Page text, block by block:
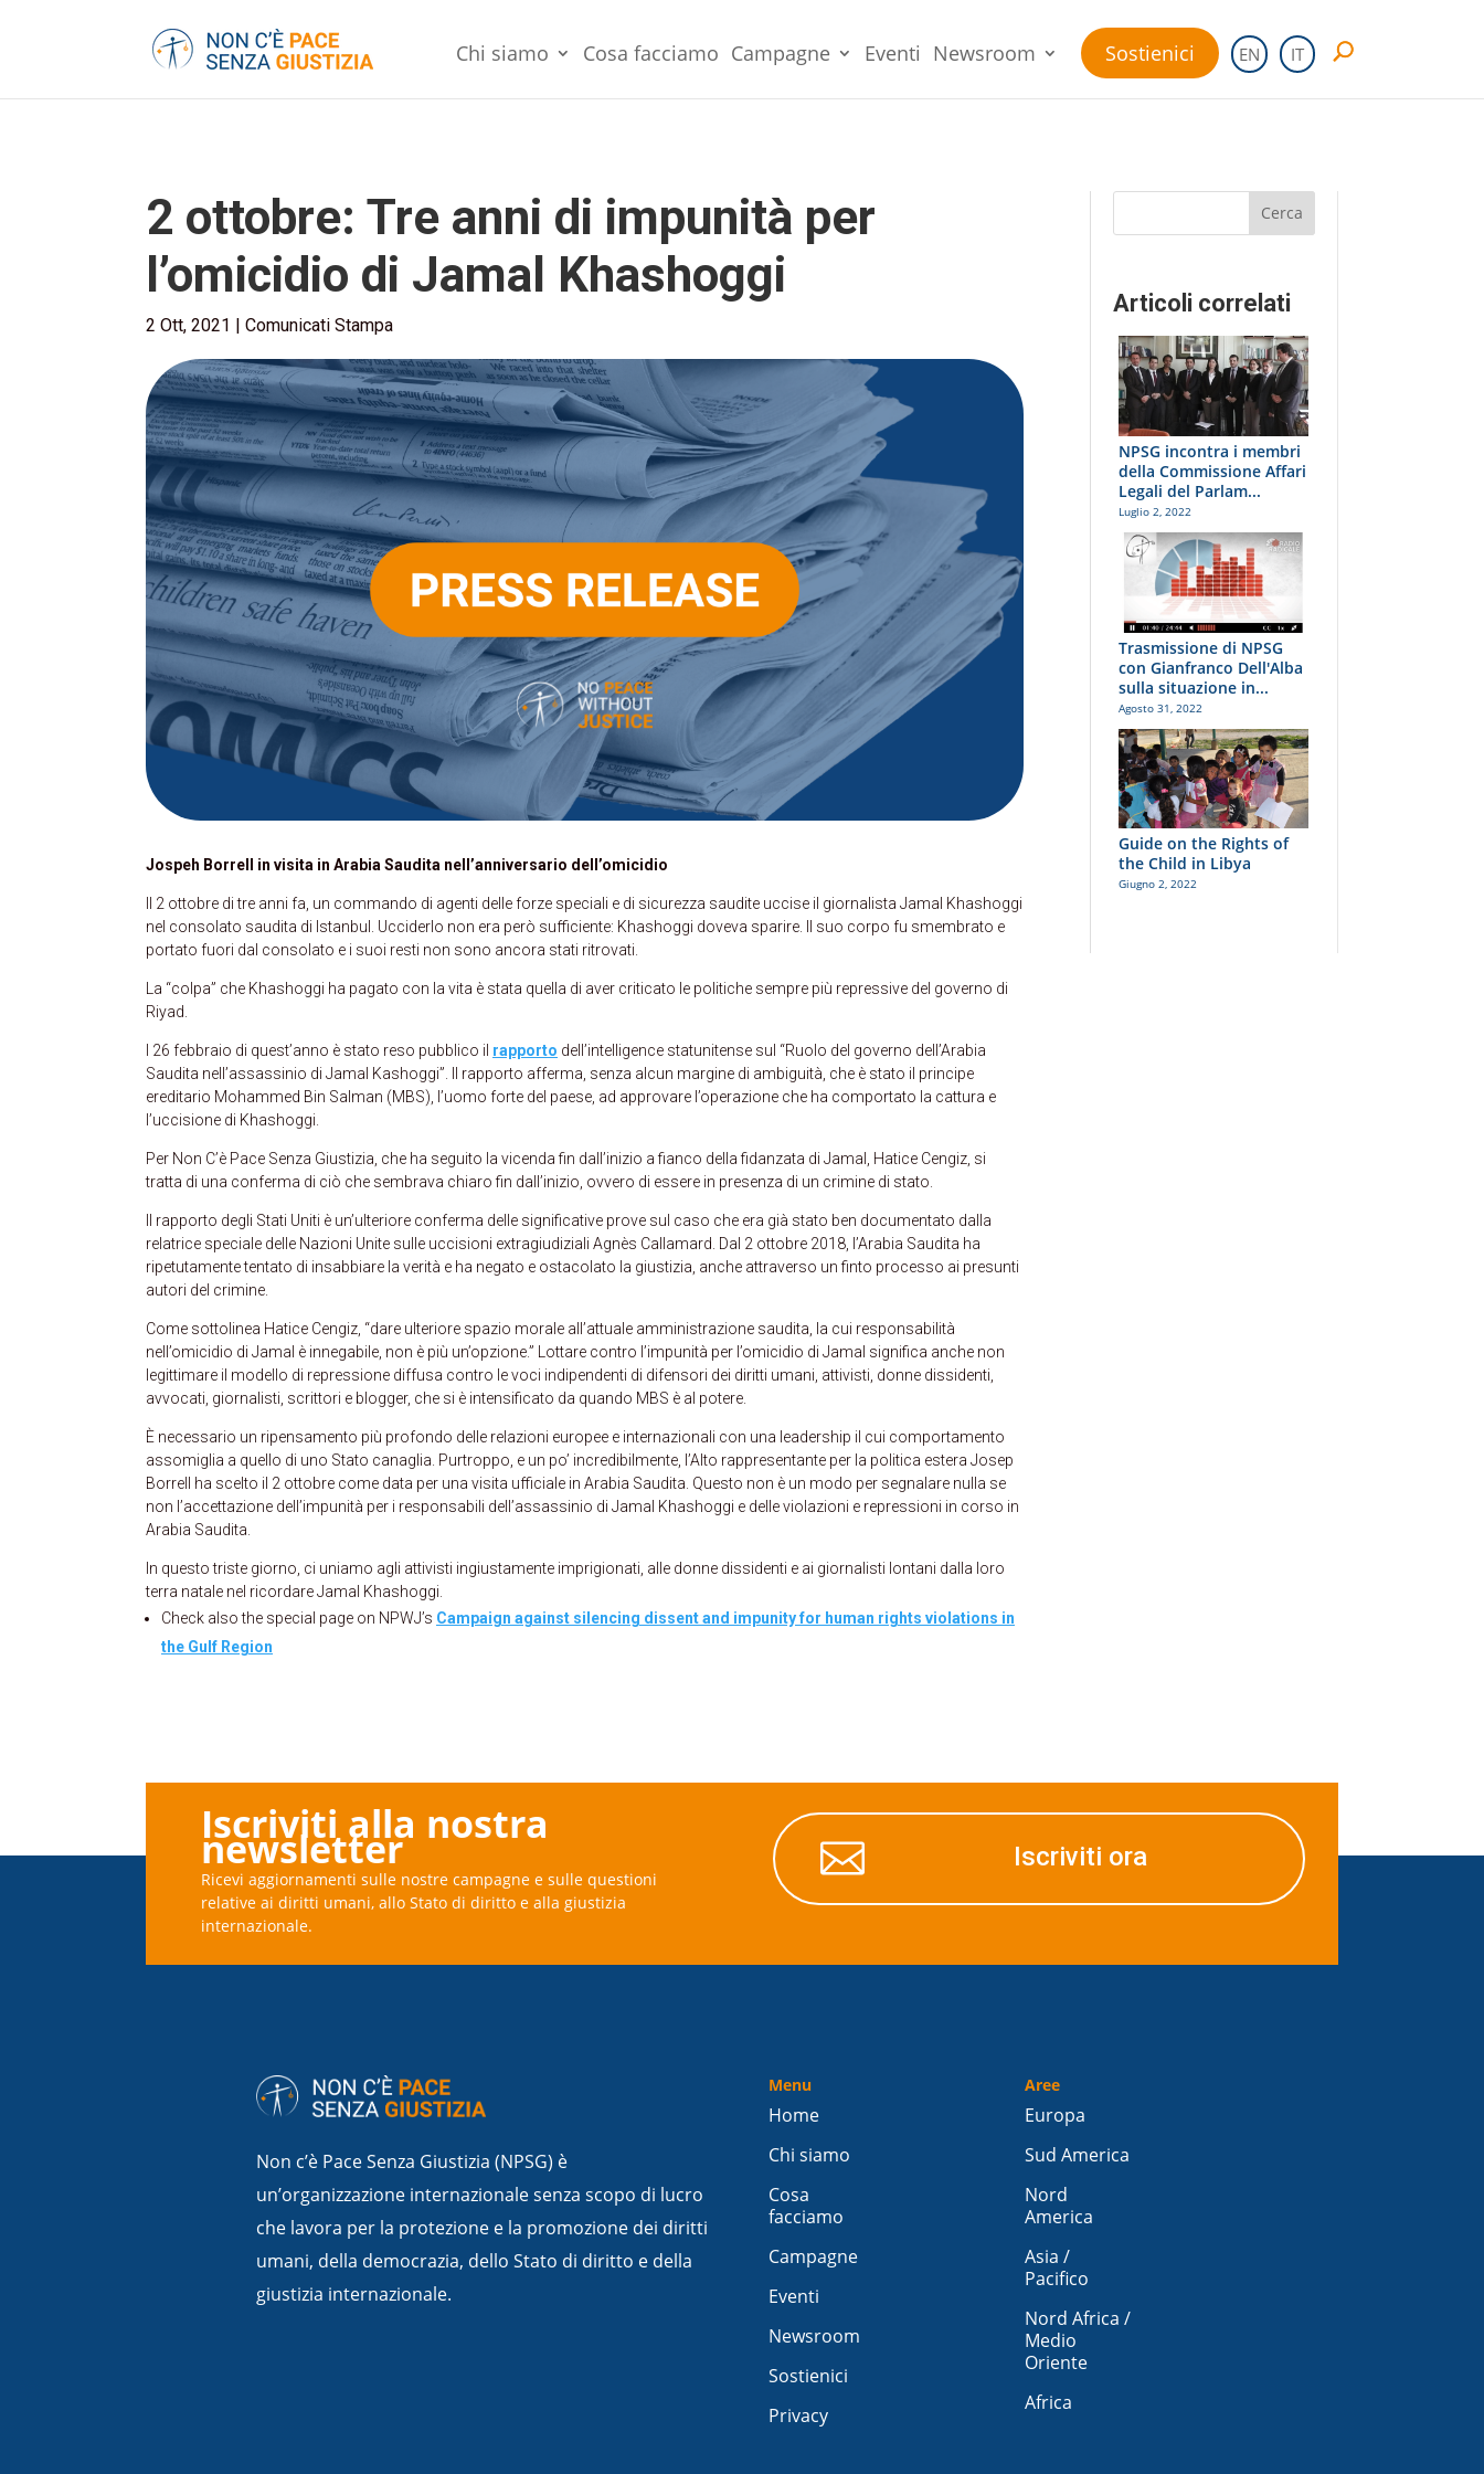
Chi siamo Cosa facciamo Campagne Eventi Newsroom Sostienici EN IT
2 ottobre: Tre anni di impunità per
l’omicidio di Jamal Khashoggi
2 Ott, 2021 Comunicati Stampa
Jospeh Borrell in visita in Arabia Saudita nell’anniversario dell’omicidio
Il 2 ottobre di tre anni fa, un commando di agenti delle forze speciali e di sicurezza saudite uccise il giornalista Jamal Khashoggi
nel consolato saudita di Istanbul. Ucciderlo non era però sufficiente: Khashoggi doveva sparire. Il suo corpo fu smembrato e
portato fuori dal consolato e i suoi resti non sono ancora stati ritrovati.
La “colpa” che Khashoggi ha pagato con la vita è stata quella di aver criticato le politiche sempre più repressive del governo di
Riyad.
l 26 febbraio di quest’anno è stato reso pubblico il rapporto dell’intelligence statunitense sul “Ruolo del governo dell’Arabia
Saudita nell’assassinio di Jamal Kashoggi”. Il rapporto afferma, senza alcun margine di ambiguità, che è stato il principe
ereditario Mohammed Bin Salman (MBS), l’uomo forte del paese, ad approvare l’operazione che ha comportato la cattura e
l’uccisione di Khashoggi.
Per Non C’è Pace Senza Giustizia, che ha seguito la vicenda fin dall’inizio a fianco della fidanzata di Jamal, Hatice Cengiz, si
tratta di una conferma di ciò che sembrava chiaro fin dall’inizio, ovvero di essere in presenza di un crimine di stato.
Il rapporto degli Stati Uniti è un’ulteriore conferma delle significative prove sul caso che era già stato ben documentato dalla
relatrice speciale delle Nazioni Unite sulle uccisioni extragiudiziali Agnès Callamard. Dal 2 ottobre 2018, l’Arabia Saudita ha
ripetutamente tentato di insabbiare la verità e ha negato e ostacolato la giustizia, anche attraverso un finto processo ai presunti
autori del crimine.
Come sottolinea Hatice Cengiz, “dare ulteriore spazio morale all’attuale amministrazione saudita, la cui responsabilità
nell’omicidio di Jamal è innegabile, non è più un’opzione.” Lottare contro l’impunità per l’omicidio di Jamal significa anche non
legittimare il modello di repressione diffusa contro le voci indipendenti di difensori dei diritti umani, attivisti, donne dissidenti,
avvocati, giornalisti, scrittori e blogger, che si è intensificato da quando MBS è al potere.
È necessario un ripensamento più profondo delle relazioni europee e internazionali con una leadership il cui comportamento
assomiglia a quello di uno Stato canaglia. Purtroppo, e un po’ incredibilmente, l’Alto rappresentante per la politica estera Josep
Borrell ha scelto il 2 ottobre come data per una visita ufficiale in Arabia Saudita. Questo non è un modo per segnalare nulla se
non l’accettazione dell’impunità per i responsabili dell’assassinio di Jamal Khashoggi e delle violazioni e repressioni in corso in
Arabia Saudita.
In questo triste giorno, ci uniamo agli attivisti ingiustamente imprigionati, alle donne dissidenti e ai giornalisti lontani dalla loro
terra natale nel ricordare Jamal Khashoggi.
Check also the special page on NPWJ’s Campaign against silencing dissent and impunity for human rights violations in
the Gulf Region
Cerca
Articoli correlati
NPSG incontra i membri
della Commissione Affari
Legali del Parlam...
Luglio 2, 2022
Trasmissione di NPSG
con Gianfranco Dell'Alba
sulla situazione in...
Agosto 31, 2022
Guide on the Rights of
the Child in Libya
Giugno 2, 2022
Iscriviti alla nostra
newsletter
Ricevi aggiornamenti sulle nostre campagne e sulle questioni
relative ai diritti umani, allo Stato di diritto e alla giustizia
internazionale.
 Iscriviti ora
Non c’è Pace Senza Giustizia (NPSG) è
un’organizzazione internazionale senza scopo di lucro
che lavora per la protezione e la promozione dei diritti
umani, della democrazia, dello Stato di diritto e della
giustizia internazionale.
Menu
Home
Chi siamo
Cosa
facciamo
Campagne
Eventi
Newsroom
Sostienici
Privacy
Aree
Europa
Sud America
Nord
America
Asia /
Pacifico
Nord Africa /
Medio
Oriente
Africa